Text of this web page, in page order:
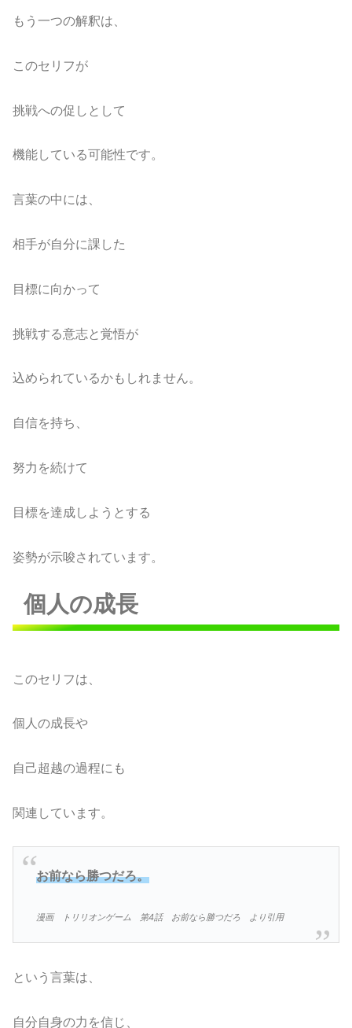
もう一つの解釈は、
このセリフが
挑戦への促しとして
機能している可能性です。
言葉の中には、
相手が自分に課した
目標に向かって
挑戦する意志と覚悟が
込められているかもしれません。
自信を持ち、
努力を続けて
目標を達成しようとする
姿勢が示唆されています。
個人の成長
このセリフは、
個人の成長や
自己超越の過程にも
関連しています。
お前なら勝つだろ。
漫画 トリリオンゲーム 第4話 お前なら勝つだろ より引用
という言葉は、
自分自身の力を信じ、